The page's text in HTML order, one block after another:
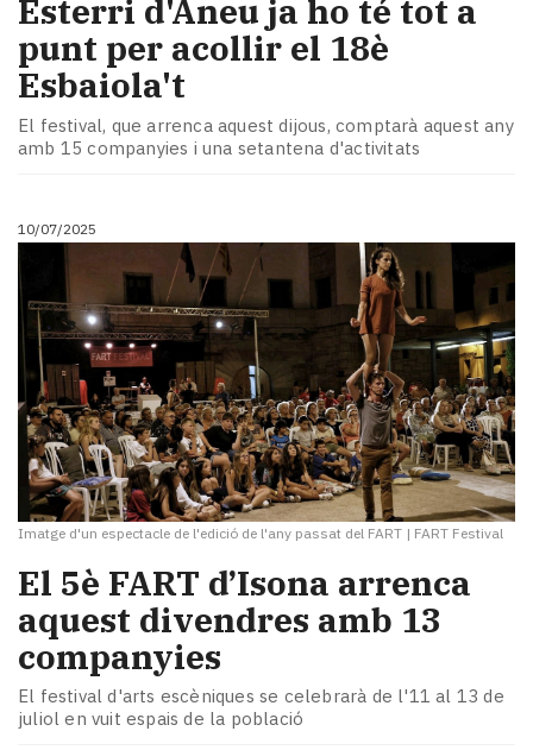
Esterri d'Àneu ja ho té tot a
punt per acollir el 18è
Esbaiola't
El festival, que arrenca aquest dijous, comptarà aquest any
amb 15 companyies i una setantena d'activitats
10/07/2025
Imatge d'un espectacle de l'edició de l'any passat del FART | FART Festival
El 5è FART d’Isona arrenca
aquest divendres amb 13
companyies
El festival d'arts escèniques se celebrarà de l'11 al 13 de
juliol en vuit espais de la població